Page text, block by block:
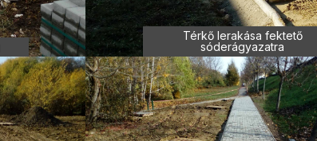
Térkő lerakása fektető
sóderágyazatra